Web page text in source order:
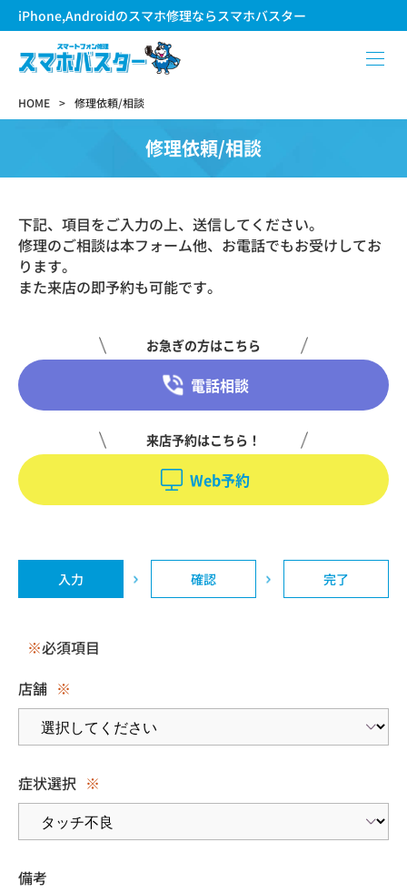
iPhone,Androidのスマホ修理ならスマホバスター
HOME 修理依頼/相談
修理依頼/相談
下記、項目をご入力の上、送信してください。
修理のご相談は本フォーム他、お電話でもお受けしてお
ります。
また来店の即予約も可能です。
お急ぎの方はこちら
電話相談
来店予約はこちら！
Web予約
入力 確認 完了
※必須項目
店舗 ※
症状選択 ※
備考